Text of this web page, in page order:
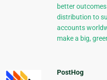
better
distribution to
accounts
make a big,
PostHog